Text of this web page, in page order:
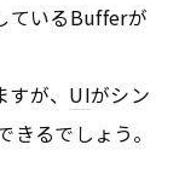
ているBufferが
が、 UIがシン
るでしょう。